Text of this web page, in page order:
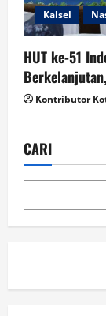
Kalsel
HUT ke-51
Kontributor
CARI